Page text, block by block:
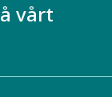
vårt